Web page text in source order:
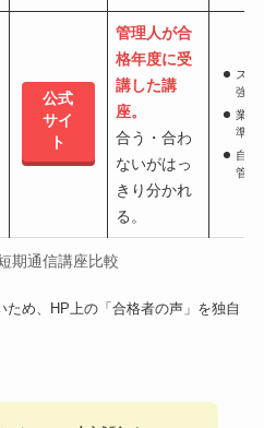
公式
サイ
ト
管理人が合
格年度に受
講した講
座。
合う・合わ
ないがはっ
きり分かれ
る。
スマ
強が
業界
準
自動
管理
期通信講座比較
め、HP上の「合格者の声」を独自